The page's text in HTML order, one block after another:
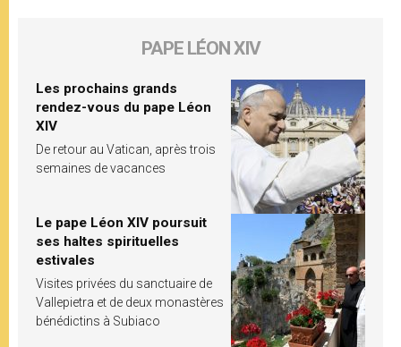
PAPE LÉON XIV
Les prochains grands
rendez-vous du pape Léon
XIV
De retour au Vatican, après trois
semaines de vacances
Le pape Léon XIV poursuit
ses haltes spirituelles
estivales
Visites privées du sanctuaire de
Vallepietra et de deux monastères
bénédictins à Subiaco